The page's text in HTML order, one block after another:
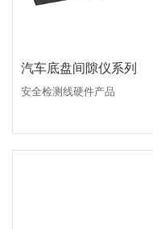
汽车底盘间隙仪系列
安全检测线硬件产品